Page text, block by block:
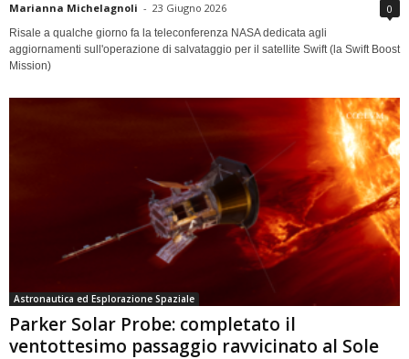
Marianna Michelagnoli - 23 Giugno 2026 0
Risale a qualche giorno fa la teleconferenza NASA dedicata agli
aggiornamenti sull'operazione di salvataggio per il satellite Swift (la Swift Boost
Mission)
Astronautica ed Esplorazione Spaziale
Parker Solar Probe: completato il
ventottesimo passaggio ravvicinato al Sole